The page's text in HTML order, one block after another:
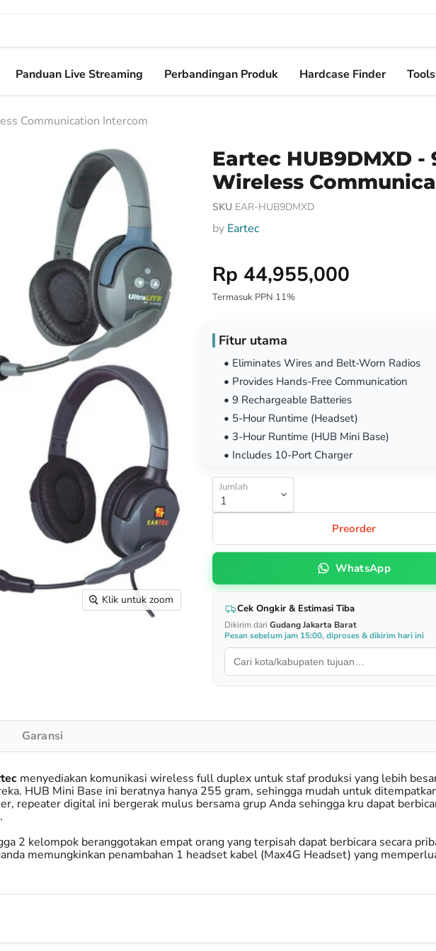
Panduan Live Streaming Perbandingan Produk Hardcase Finder Tools
Communication Intercom
Klik untuk zoom
Eartec HUB9DMXD
Wireless
SKU EAR-HUB9DMXD
by Eartec
Harga Special
Rp 44,955,000
Termasuk PPN 11%
Fitur utama
• Eliminates Wires and Belt-Worn Radios
• Provides Hands-Free Communication
• 9 Rechargeable Batteries
• 5-Hour Runtime (Headset)
• 3-Hour Runtime (HUB Mini Base)
• Includes 10-Port Charger
Jumlah
Preorder
WhatsApp
Cek Ongkir & Estimasi Tiba
Dikirim dari Gudang Jakarta Barat
Pesan sebelum jam 15:00, diproses & dikirim hari ini
Garansi
menyediakan komunikasi wireless full duplex untuk staf produksi yang lebih
HUB Mini Base ini beratnya hanya 255 gram, sehingga mudah untuk
repeater digital ini bergerak mulus bersama grup Anda sehingga kru dapat
2 kelompok beranggotakan empat orang yang terpisah dapat berbicara secara
memungkinkan penambahan 1 headset kabel (Max4G Headset) yang